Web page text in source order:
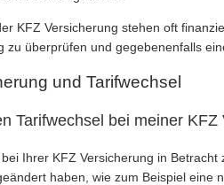
KFZ Versicherung stehen oft
zu überprüfen und gegebenenfalls
und Tarifwechsel
Tarifwechsel bei meiner
Ihrer KFZ Versicherung in
haben, wie zum Beispiel